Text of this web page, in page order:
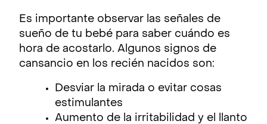
Es importante observar las señales de
sueño de tu bebé para saber cuándo es
hora de acostarlo. Algunos signos de
cansancio en los recién nacidos son:
Desviar la mirada o evitar cosas
estimulantes
Aumento de la irritabilidad y el llanto